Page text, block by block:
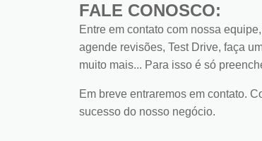
FALE CONOSCO:
Entre em contato com nossa
agende revisões, Test Drive, faça
muito mais... Para isso é só
Em breve entraremos em contato.
sucesso do nosso negócio.